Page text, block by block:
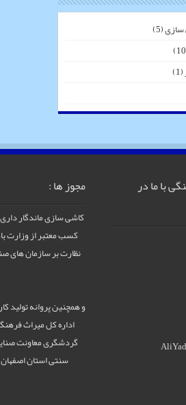
سازی(5)
(1)
با ما در
مجوز ها :
کاشی سازی ماندگار
کسب معتبر از وزارت
نظارت بر سازمان های
و همچنین پروانه تولید
اداره کل میراث
گردشگری معاونت
سنتی استان اصفهان